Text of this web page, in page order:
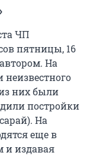
ЧП
пятницы, 16
На
них были
постройки
На
еще в
и издавая